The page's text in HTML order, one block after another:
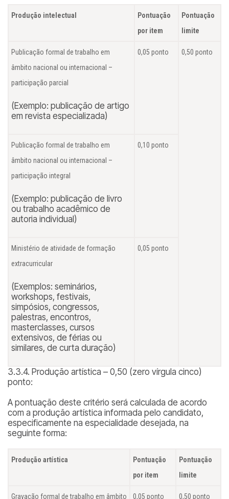
Produção intelectual
Pontuação
por item
Pontuação
limite
Publicação formal de trabalho em
âmbito nacional ou internacional –
participação parcial
(Exemplo: publicação de artigo
em revista especializada)
0,05 ponto 0,50 ponto
Publicação formal de trabalho em
âmbito nacional ou internacional –
participação integral
(Exemplo: publicação de livro
ou trabalho acadêmico de
autoria individual)
0,10 ponto
Ministério de atividade de formação
extracurricular
(Exemplos: seminários,
workshops, festivais,
simpósios, congressos,
palestras, encontros,
masterclasses, cursos
extensivos, de férias ou
similares, de curta duração)
0,05 ponto
3.3.4. Produção artística – 0,50 (zero vírgula cinco)
ponto:
A pontuação deste critério será calculada de acordo
com a produção artística informada pelo candidato,
especificamente na especialidade desejada, na
seguinte forma:
Produção artística
Pontuação
por item
Pontuação
limite
Gravação formal de trabalho em âmbito 0,05 ponto 0,50 ponto